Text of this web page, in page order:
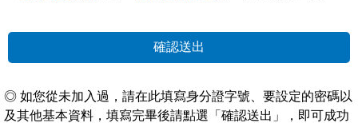
確認送出
◎ 如您從未加入過，請在此填寫身分證字號、要設定的密碼以
及其他基本資料，填寫完畢後請點選「確認送出」，即可成功